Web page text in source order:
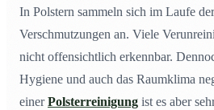
In Polstern sammeln sich im Laufe
Verschmutzungen an. Viele
nicht offensichtlich erkennbar.
Hygiene und auch das Raumklima
einerPolsterreinigung ist es aber